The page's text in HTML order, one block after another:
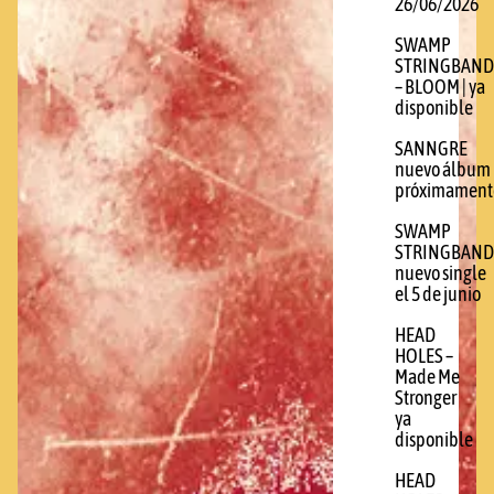
26/06/2026
SWAMP
STRINGBAND
– BLOOM | ya
disponible
SANNGRE
nuevo álbum
SWAMP
STRINGBAND
nuevo single
el 5 de junio
HEAD
HOLES –
Made Me
Stronger
ya
disponible
HEAD